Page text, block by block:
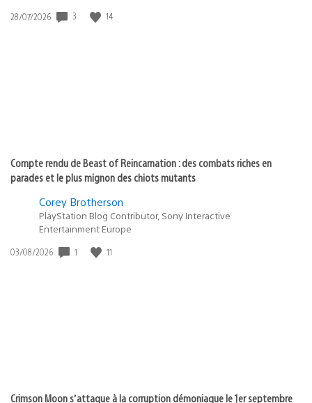
Date
28/07/2026 3 14
Compte rendu de Beast of Reincarnation : des combats riches en
parades et le plus mignon des chiots mutants
Corey Brotherson
PlayStation Blog Contributor, Sony Interactive
Entertainment Europe
Date
03/08/2026 1 11
Crimson Moon s’attaque à la corruption démoniaque le 1er septembre